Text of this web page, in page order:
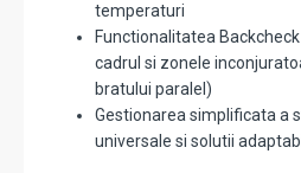
temperaturi
Functionalitatea
cadrul si zonele
bratului paralel)
Gestionarea simplificata a
universale si solutii